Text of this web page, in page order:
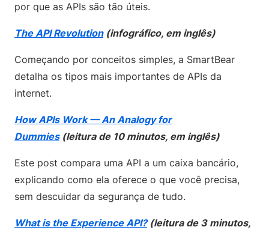
por que as APIs são tão úteis.
The API Revolution(infográfico, em inglês)
Começando por conceitos simples, a SmartBear
detalha os tipos mais importantes de APIs da
internet.
How APIs Work — An Analogy for
Dummies(leitura de 10 minutos, em inglês)
Este post compara uma API a um caixa bancário,
explicando como ela oferece o que você precisa,
sem descuidar da segurança de tudo.
What is the Experience API?(leitura de 3 minutos,